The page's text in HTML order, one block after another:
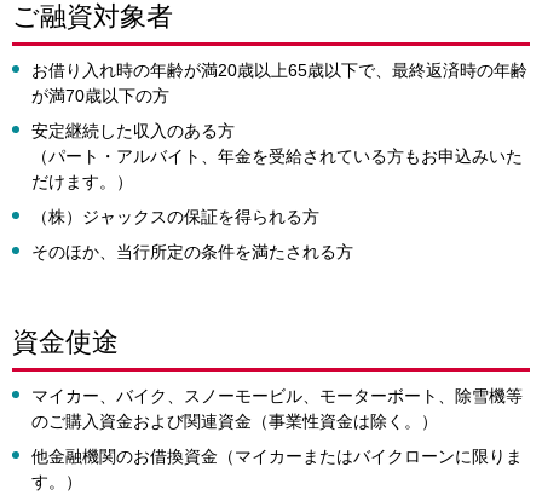
ご融資対象者
お借り入れ時の年齢が満20歳以上65歳以下で、最終返済時の年齢
が満70歳以下の方
安定継続した収入のある方
（パート・アルバイト、年金を受給されている方もお申込みいた
だけます。）
（株）ジャックスの保証を得られる方
そのほか、当行所定の条件を満たされる方
資金使途
マイカー、バイク、スノーモービル、モーターボート、除雪機等
のご購入資金および関連資金（事業性資金は除く。）
他金融機関のお借換資金（マイカーまたはバイクローンに限りま
す。）